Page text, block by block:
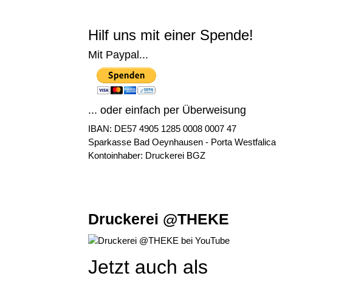
Hilf uns mit einer Spende!
Mit Paypal...
... oder einfach per Überweisung
IBAN: DE57 4905 1285 0008 0007 47
Sparkasse Bad Oeynhausen - Porta Westfalica
Kontoinhaber: Druckerei BGZ
Druckerei @THEKE
Jetzt auch als